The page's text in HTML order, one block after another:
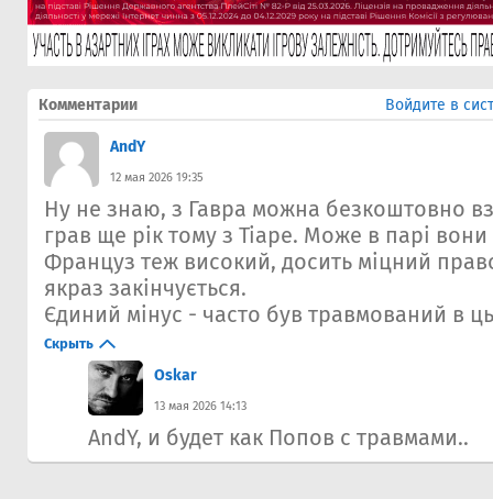
Комментарии Войдите в
AndY
12 мая 2026 19:35
Ну не знаю, з Гавра можна безкоштовно
грав ще рік тому з Тіаре. Може в парі вони
Француз теж високий, досить міцний
якраз закінчується.
Єдиний мінус - часто був травмований в
Скрыть
Oskar
13 мая 2026 14:13
AndY, и будет как Попов с травмами..